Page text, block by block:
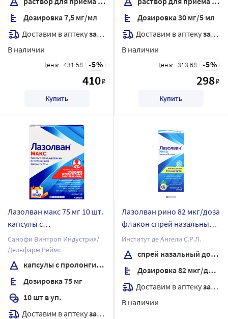
Дозировка 7,5 мг/мл
Доставим в аптекузавтра
В наличии
Цена: 431.58 5
410₽
Купить
Дозировка 30 мг/5 мл
Доставим в аптекузавтра
В наличии
Цена: 313.68 5
298₽
Купить
Лазолван макс 75 мг 10 шт.
капсулы с
пролонгированным
высвобождением
Санофи Винтроп Индустрия/
Дельфарм Реймс
капсулы с пролонгированным высвобождением
Дозировка 75 мг
10 шт в уп.
Доставим в аптекузавтра
Лазолван рино 82 мкг/доза
флакон спрей назальный
дозированный 10 мл
Институт де Ангели С.Р.Л.
спрей назальный дозированный
Дозировка 82 мкг/доза
Доставим в аптекузавтра
В наличии